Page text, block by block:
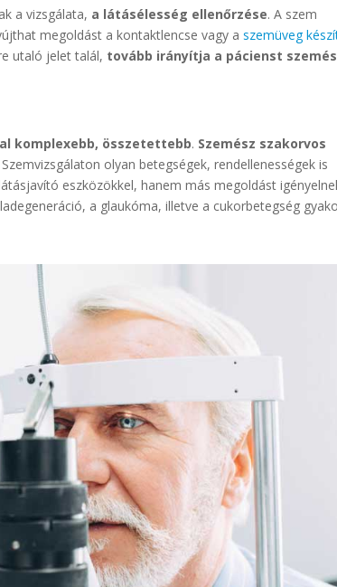
a vizsgálata, a látásélesség ellenőrzése. A szem
megoldást a kontaktlencse vagy aszemüveg
utaló jelet talál, tovább irányítja a pácienst
komplexebb, összetettebb. Szemész szakorvos
Szemvizsgálaton olyan betegségek, rendellenességek is
eszközökkel, hanem más megoldást
a glaukóma, illetve a cukorbetegség